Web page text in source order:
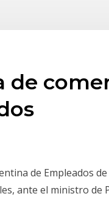
de
de Empleados
ante el ministro de